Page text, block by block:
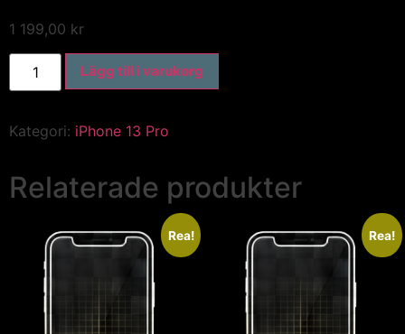
1 199,00 kr
Lägg till i varukorg
Kategori: iPhone 13 Pro
Relaterade produkter
Rea! Rea!